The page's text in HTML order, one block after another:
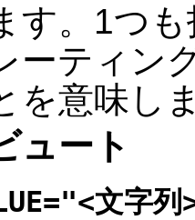
す。1つ
ーティン
を意味し
ュート
文字